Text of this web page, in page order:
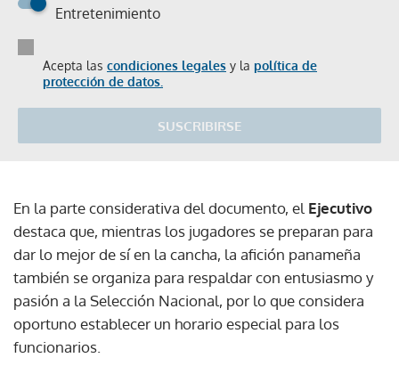
Entretenimiento
Acepta las condiciones legales y la política de
protección de datos.
SUSCRIBIRSE
En la parte considerativa del documento, el Ejecutivo
destaca que, mientras los jugadores se preparan para
dar lo mejor de sí en la cancha, la afición panameña
también se organiza para respaldar con entusiasmo y
pasión a la Selección Nacional, por lo que considera
oportuno establecer un horario especial para los
funcionarios.